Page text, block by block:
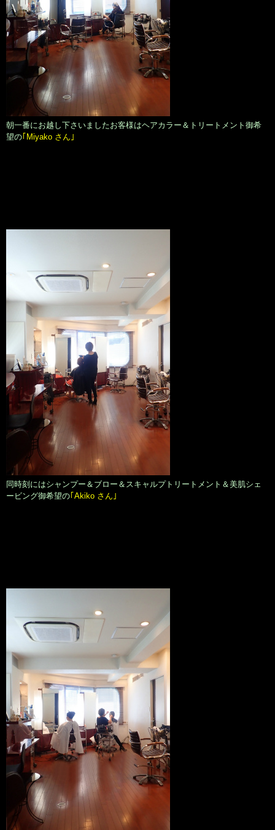
朝一番にお越し下さいましたお客様はヘアカラー＆トリートメント御希
望の｢Miyako さん｣
同時刻にはシャンプー＆ブロー＆スキャルプトリートメント＆美肌シェ
ービング御希望の｢Akiko さん｣